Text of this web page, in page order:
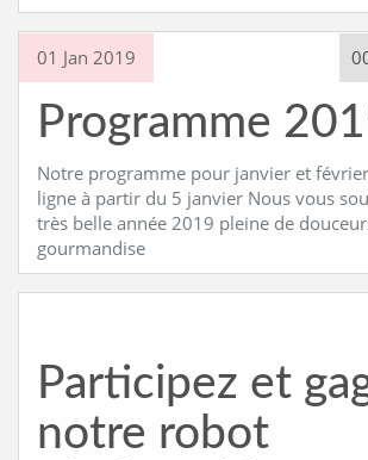
01 Jan 2019
Programme
Notre programme pour janvier et
ligne à partir du 5 janvier Nous vous
très belle année 2019 pleine de
gourmandise
Participez et
notre robot